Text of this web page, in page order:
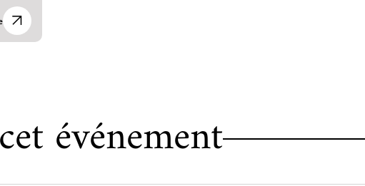
événement